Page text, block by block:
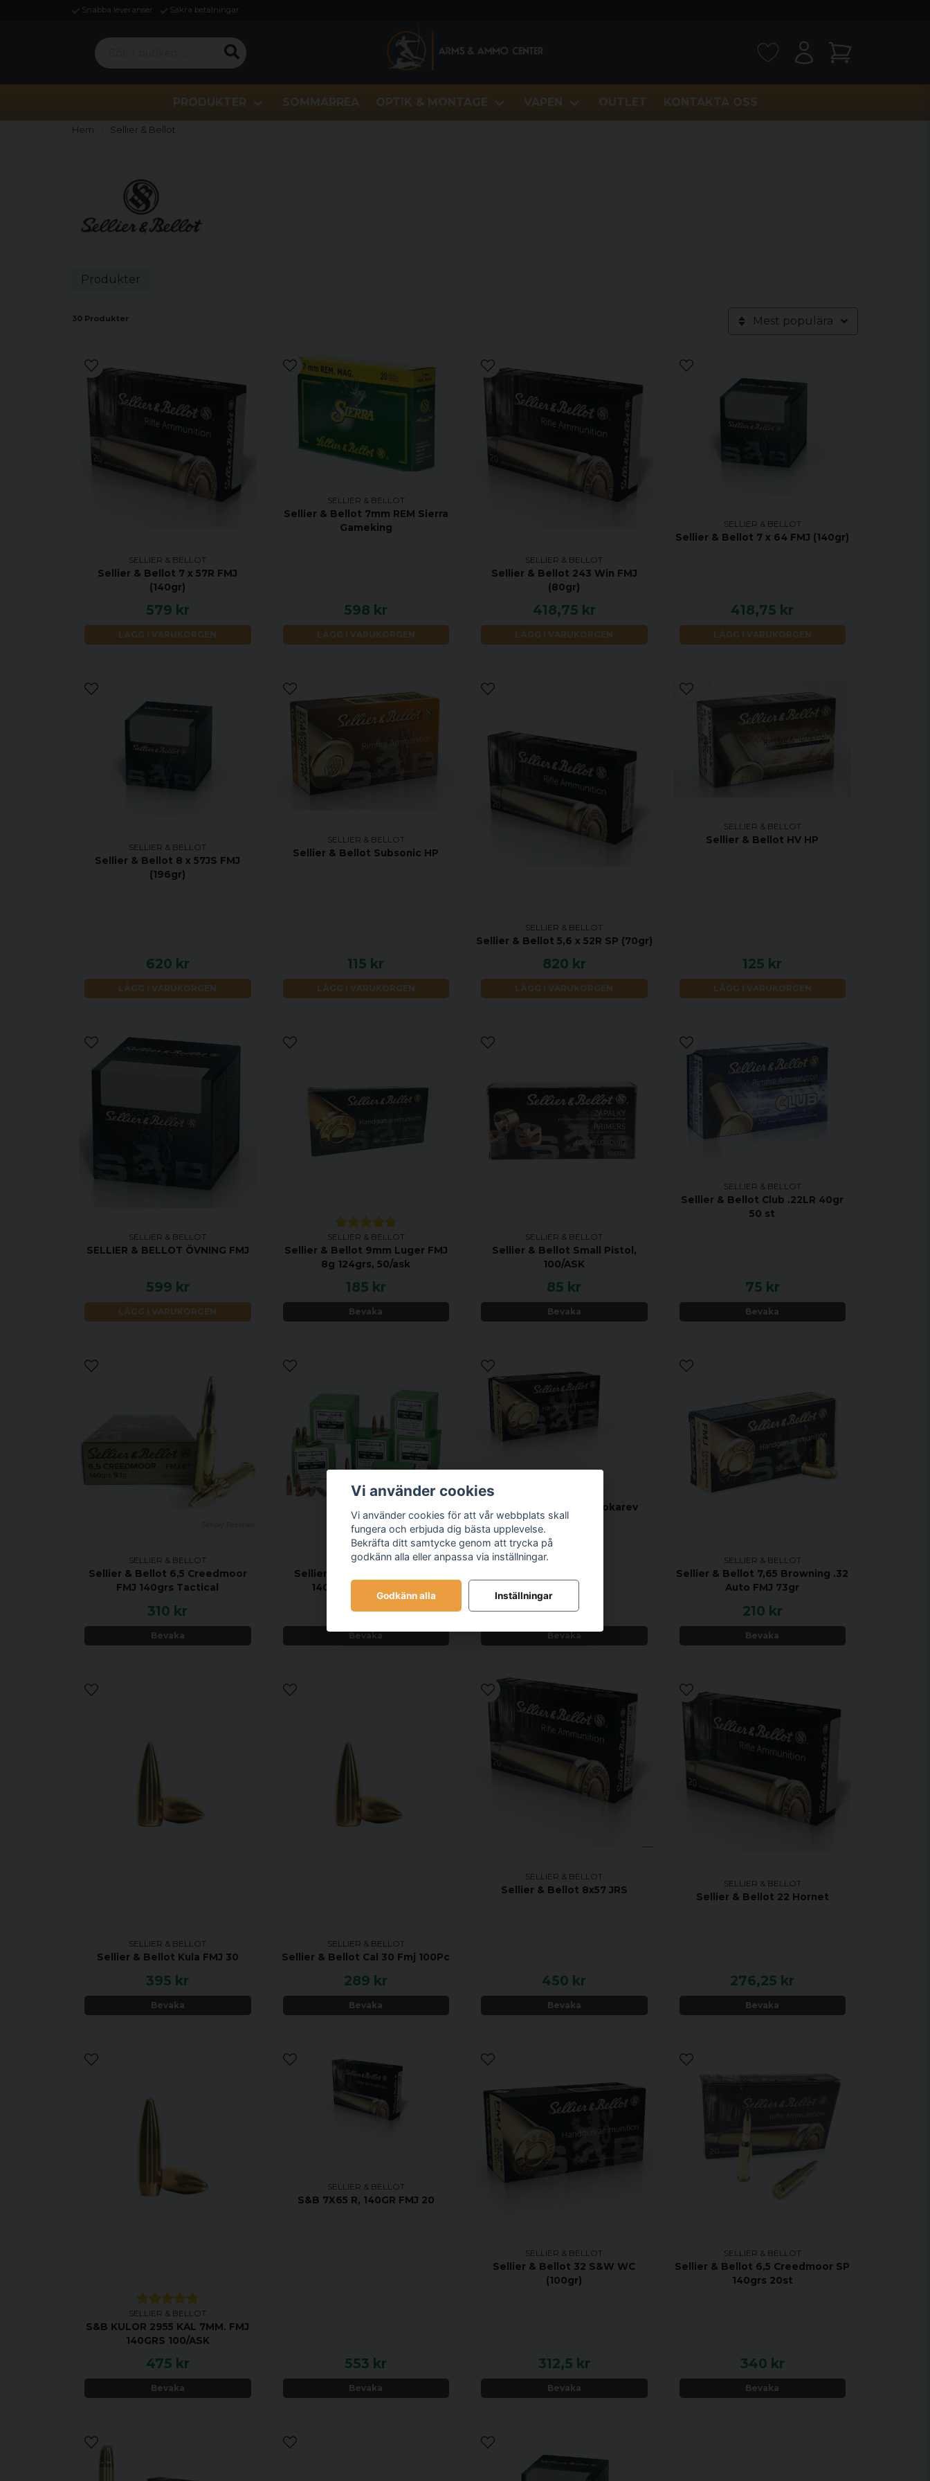
Snabba leveranser Säkra betalningar
Sök i butiken ...
PRODUKTER SOMMARREA OPTIK & MONTAGE VAPEN OUTLET KONTAKTA OSS
Hem Sellier & Bellot
Produkter
30 Produkter Mest populära
SELLIER & BELLOT
Sellier & Bellot 7 x 57R FMJ
(140gr)
579 kr
LÄGG I VARUKORGEN
SELLIER & BELLOT
Sellier & Bellot 7mm REM Sierra
Gameking
598 kr
LÄGG I VARUKORGEN
SELLIER & BELLOT
Sellier & Bellot 243 Win FMJ
(80gr)
418,75 kr
LÄGG I VARUKORGEN
SELLIER & BELLOT
Sellier & Bellot 7 x 64 FMJ (140gr)
418,75 kr
LÄGG I VARUKORGEN
SELLIER & BELLOT
Sellier & Bellot 8 x 57JS FMJ
(196gr)
620 kr
LÄGG I VARUKORGEN
SELLIER & BELLOT
Sellier & Bellot Subsonic HP
115 kr
LÄGG I VARUKORGEN
SELLIER & BELLOT
Sellier & Bellot 5,6 x 52R SP (70gr)
820 kr
LÄGG I VARUKORGEN
SELLIER & BELLOT
Sellier & Bellot HV HP
125 kr
LÄGG I VARUKORGEN
SELLIER & BELLOT
SELLIER & BELLOT ÖVNING FMJ
599 kr
LÄGG I VARUKORGEN
SELLIER & BELLOT
Sellier & Bellot 9mm Luger FMJ
8g 124grs, 50/ask
185 kr
Bevaka
SELLIER & BELLOT
Sellier & Bellot Small Pistol,
100/ASK
85 kr
Bevaka
SELLIER & BELLOT
Sellier & Bellot Club .22LR 40gr
50 st
75 kr
Bevaka
SELLIER & BELLOT
Sellier & Bellot 6,5 Creedmoor
FMJ 140grs Tactical
310 kr
Bevaka
SELLIER & BELLOT
Sellier & Bellot 6,5 Kula FMJ
140grs .264 (100/ask)
349 kr
Bevaka
Sellier & Bellot 7,62 Tokarev
390 kr
Bevaka
SELLIER & BELLOT
Sellier & Bellot 7,65 Browning .32
Auto FMJ 73gr
210 kr
Bevaka
SELLIER & BELLOT
Sellier & Bellot Kula FMJ 30
395 kr
Bevaka
SELLIER & BELLOT
Sellier & Bellot Cal 30 Fmj 100Pc
289 kr
Bevaka
SELLIER & BELLOT
Sellier & Bellot 8x57 JRS
450 kr
Bevaka
SELLIER & BELLOT
Sellier & Bellot 22 Hornet
276,25 kr
Bevaka
SELLIER & BELLOT
S&B KULOR 2955 KAL 7MM. FMJ
140GRS 100/ASK
475 kr
Bevaka
SELLIER & BELLOT
S&B 7X65 R, 140GR FMJ 20
553 kr
Bevaka
SELLIER & BELLOT
Sellier & Bellot 32 S&W WC
(100gr)
312,5 kr
Bevaka
SELLIER & BELLOT
Sellier & Bellot 6,5 Creedmoor SP
140grs 20st
340 kr
Bevaka
Vi använder cookies
Vi använder cookies för att vår webbplats skall
fungera och erbjuda dig bästa upplevelse.
Bekräfta ditt samtycke genom att trycka på
godkänn alla eller anpassa via inställningar.
Godkänn alla Inställningar